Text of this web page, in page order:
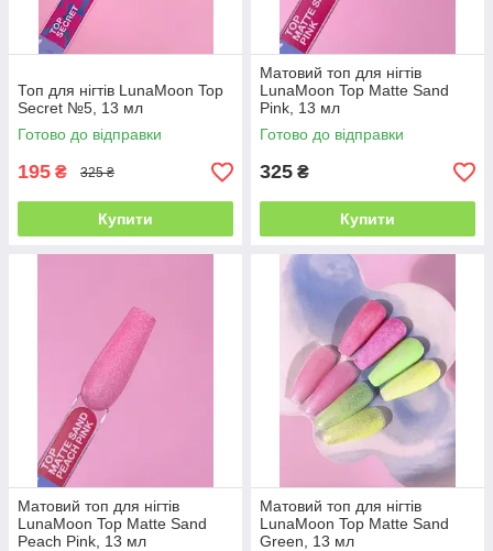
Топ для нігтів LunaMoon Top
Secret №5, 13 мл
Готово до відправки
195 ₴ 325 ₴
Купити
Матовий топ для нігтів
LunaMoon Top Matte Sand
Pink, 13 мл
Готово до відправки
325 ₴
Купити
Матовий топ для нігтів
LunaMoon Top Matte Sand
Peach Pink, 13 мл
Матовий топ для нігтів
LunaMoon Top Matte Sand
Green, 13 мл